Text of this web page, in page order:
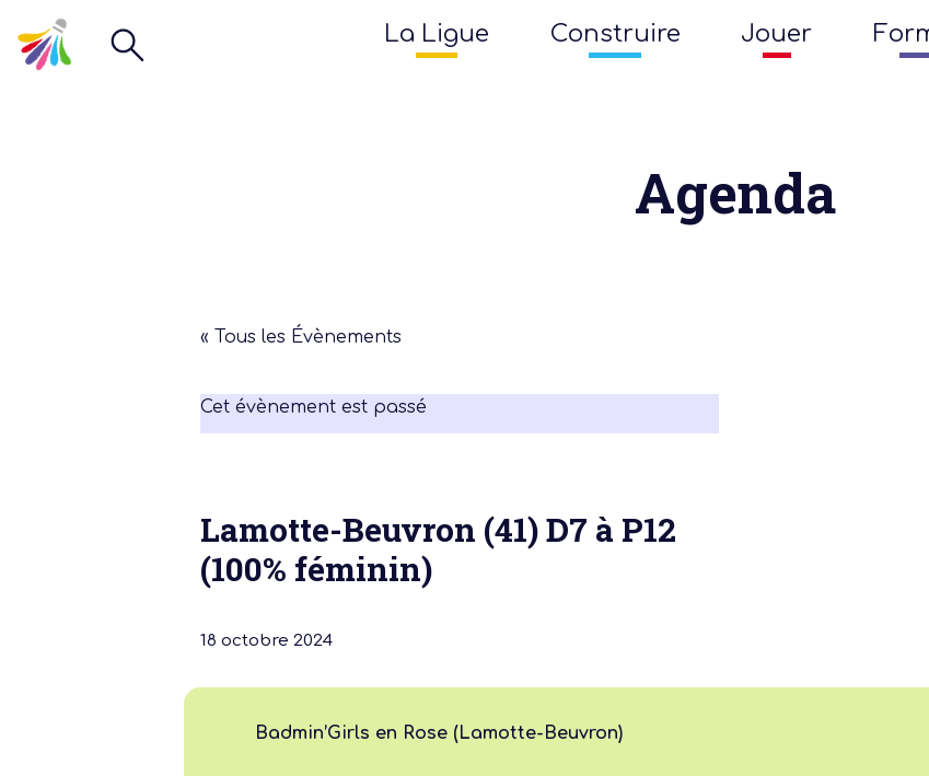
La Ligue Construire Jouer
Notre dernière actu :
2026
Agenda
« Tous les Évènements
Cet évènement est passé
Lamotte-Beuvron (41) D7 à P12
(100% féminin)
18 octobre 2024
Badmin’Girls en Rose (Lamotte-Beuvron)